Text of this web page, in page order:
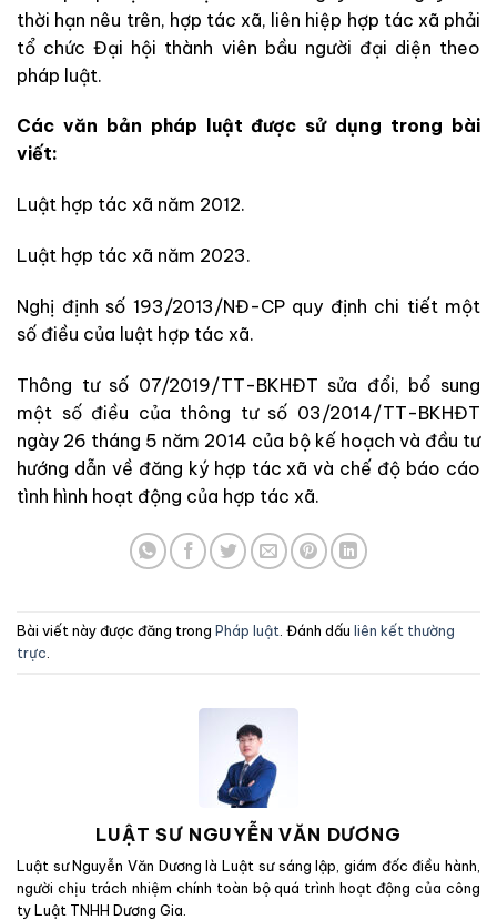
thời hạn nêu trên, hợp tác xã, liên hiệp hợp tác xã phải
tổ chức Đại hội thành viên bầu người đại diện theo
pháp luật.
Các văn bản pháp luật được sử dụng trong bài
viết:
Luật hợp tác xã năm 2012.
Luật hợp tác xã năm 2023.
Nghị định số 193/2013/NĐ-CP quy định chi tiết một
số điều của luật hợp tác xã.
Thông tư số 07/2019/TT-BKHĐT sửa đổi, bổ sung
một số điều của thông tư số 03/2014/TT-BKHĐT
ngày 26 tháng 5 năm 2014 của bộ kế hoạch và đầu tư
hướng dẫn về đăng ký hợp tác xã và chế độ báo cáo
tình hình hoạt động của hợp tác xã.
Bài viết này được đăng trong Pháp luật . Đánh dấu liên kết thường
trực
LUẬT SƯ NGUYỄN VĂN DƯƠNG
Luật sư Nguyễn Văn Dương là Luật sư sáng lập, giám đốc điều hành,
người chịu trách nhiệm chính toàn bộ quá trình hoạt động của công
ty Luật TNHH Dương Gia.